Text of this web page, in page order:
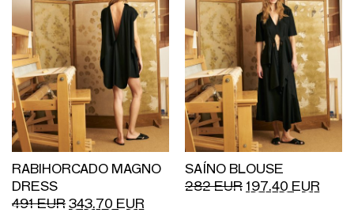
RABIHORCADO MAGNO
DRESS
491EUR343.70 EUR
SAÍNO BLOUSE
282EUR 197.40 EUR